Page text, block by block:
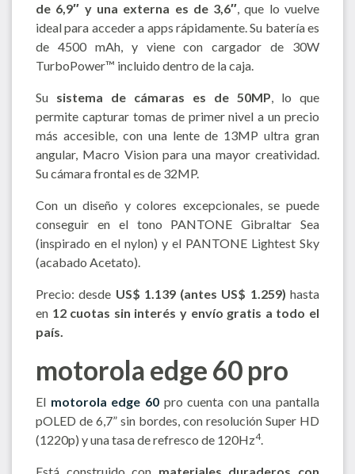
de 6,9″ y una externa es de 3,6″, que lo vuelve
ideal para acceder a apps rápidamente. Su batería es
de 4500 mAh, y viene con cargador de 30W
TurboPower™ incluido dentro de la caja.
Su sistema de cámaras es de 50MP, lo que
permite capturar tomas de primer nivel a un precio
más accesible, con una lente de 13MP ultra gran
angular, Macro Vision para una mayor creatividad.
Su cámara frontal es de 32MP.
Con un diseño y colores excepcionales, se puede
conseguir en el tono PANTONE Gibraltar Sea
(inspirado en el nylon) y el PANTONE Lightest Sky
(acabado Acetato).
Precio: desde US$ 1.139 (antes US$ 1.259)hasta
en 12 cuotas sin interés y envío gratis a todo el
país.
motorola edge 60 pro
El motorola edge 60 pro cuenta con una pantalla
pOLED de 6,7” sin bordes, con resolución Super HD
(1220p) y una tasa de refresco de 120Hz4.